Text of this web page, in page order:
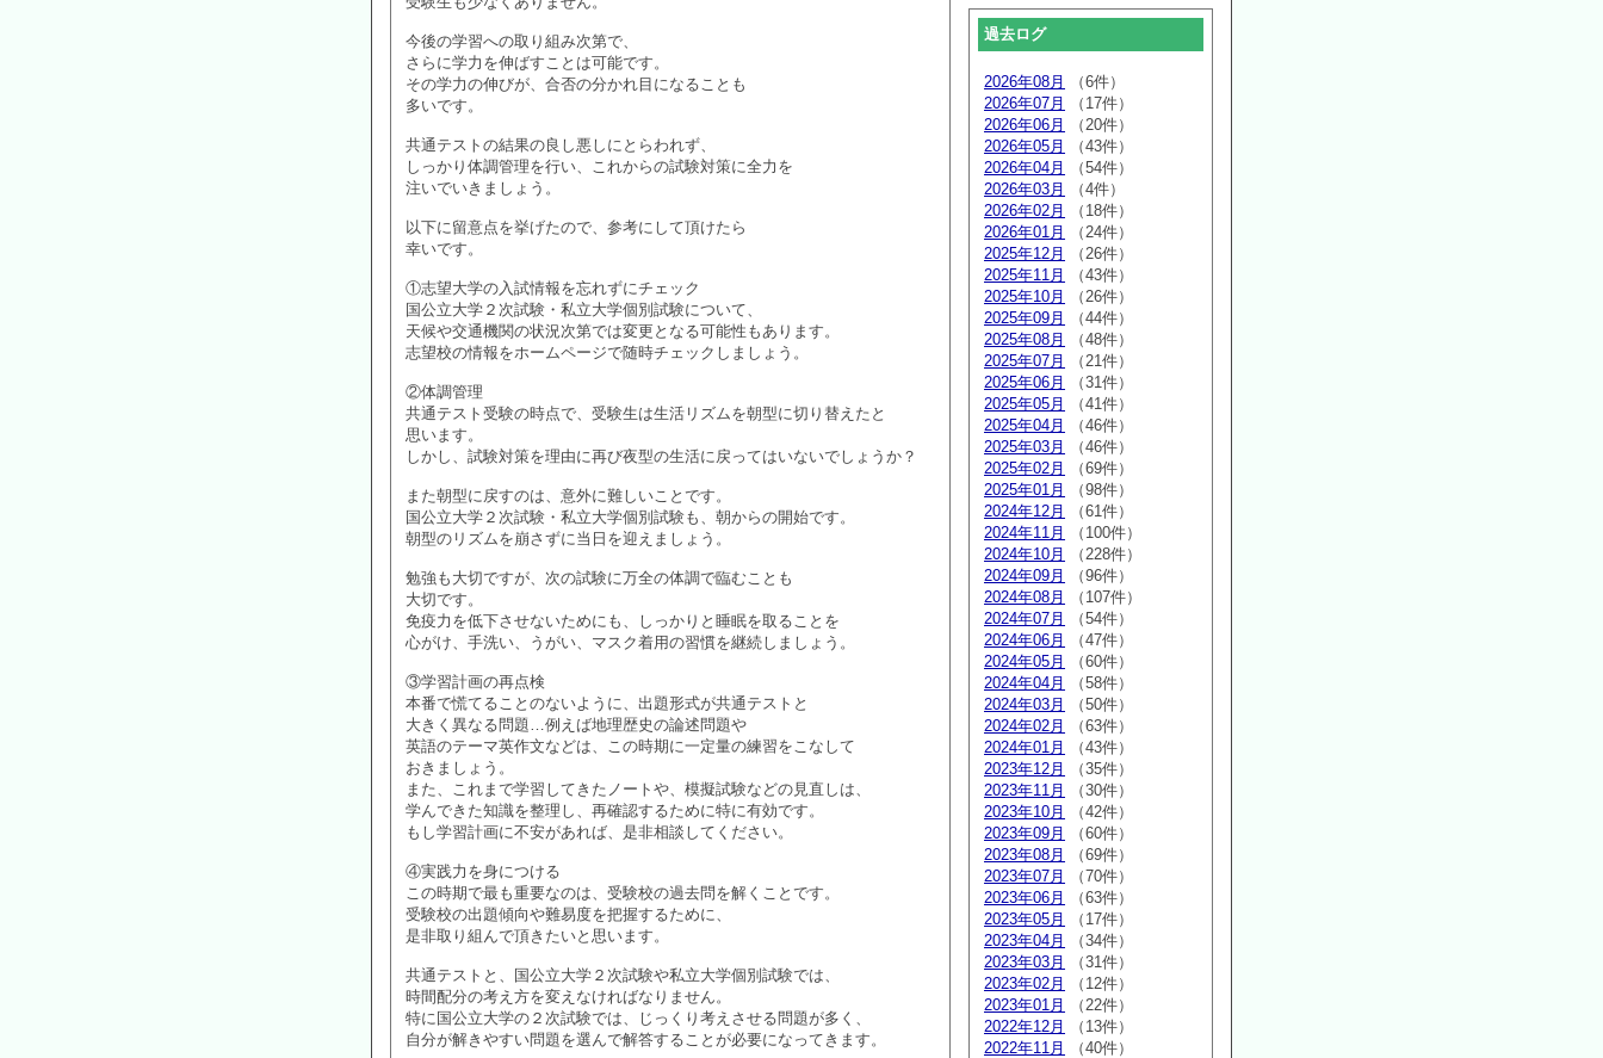
今後の学習への取り組み次第で、
さらに学力を伸ばすことは可能です。
その学力の伸びが、合否の分かれ目になることも
多いです。
共通テストの結果の良し悪しにとらわれず、
しっかり体調管理を行い、これからの試験対策に全力を
注いでいきましょう。
以下に留意点を挙げたので、参考にして頂けたら
幸いです。
①志望大学の入試情報を忘れずにチェック
国公立大学２次試験・私立大学個別試験について、
天候や交通機関の状況次第では変更となる可能性もあります。
志望校の情報をホームページで随時チェックしましょう。
②体調管理
共通テスト受験の時点で、受験生は生活リズムを朝型に切り替えたと
思います。
しかし、試験対策を理由に再び夜型の生活に戻ってはいないでしょうか？
また朝型に戻すのは、意外に難しいことです。
国公立大学２次試験・私立大学個別試験も、朝からの開始です。
朝型のリズムを崩さずに当日を迎えましょう。
勉強も大切ですが、次の試験に万全の体調で臨むことも
大切です。
免疫力を低下させないためにも、しっかりと睡眠を取ることを
心がけ、手洗い、うがい、マスク着用の習慣を継続しましょう。
③学習計画の再点検
本番で慌てることのないように、出題形式が共通テストと
大きく異なる問題…例えば地理歴史の論述問題や
英語のテーマ英作文などは、この時期に一定量の練習をこなして
おきましょう。
また、これまで学習してきたノートや、模擬試験などの見直しは、
学んできた知識を整理し、再確認するために特に有効です。
もし学習計画に不安があれば、是非相談してください。
④実践力を身につける
この時期で最も重要なのは、受験校の過去問を解くことです。
受験校の出題傾向や難易度を把握するために、
是非取り組んで頂きたいと思います。
共通テストと、国公立大学２次試験や私立大学個別試験では、
時間配分の考え方を変えなければなりません。
特に国公立大学の２次試験では、じっくり考えさせる問題が多く、
自分が解きやすい問題を選んで解答することが必要になってきます。
過去ログ
2026年08月
（6件）
2026年07月
（17件）
2026年06月
（20件）
2026年05月
（43件）
2026年04月
（54件）
2026年03月
（4件）
2026年02月
（18件）
2026年01月
（24件）
2025年12月
（26件）
2025年11月
（43件）
2025年10月
（26件）
2025年09月
（44件）
2025年08月
（48件）
2025年07月
（21件）
2025年06月
（31件）
2025年05月
（41件）
2025年04月
（46件）
2025年03月
（46件）
2025年02月
（69件）
2025年01月
（98件）
2024年12月
（61件）
2024年11月
（100件）
2024年10月
（228件）
2024年09月
（96件）
2024年08月
（107件）
2024年07月
（54件）
2024年06月
（47件）
2024年05月
（60件）
2024年04月
（58件）
2024年03月
（50件）
2024年02月
（63件）
2024年01月
（43件）
2023年12月
（35件）
2023年11月
（30件）
2023年10月
（42件）
2023年09月
（60件）
2023年08月
（69件）
2023年07月
（70件）
2023年06月
（63件）
2023年05月
（17件）
2023年04月
（34件）
2023年03月
（31件）
2023年02月
（12件）
2023年01月
（22件）
2022年12月
（13件）
2022年11月
（40件）